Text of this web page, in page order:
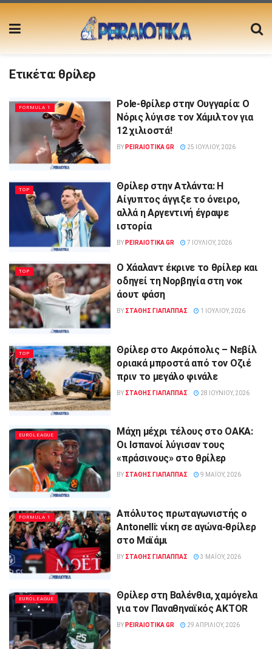
Ετικέτα: θρίλερ
FORMULA 1
Pole-θρίλερ στην Ουγγαρία: Ο
Νόρις λύγισε τον Χάμιλτον για
12 χιλιοστά!
BY PEIRAIOTIKA GR 25 ΙΟΥΛΊΟΥ, 2026
TOP
Θρίλερ στην Ατλάντα: Η
Αίγυπτος άγγιξε το όνειρο,
αλλά η Αργεντινή έγραψε
ιστορία
BY PEIRAIOTIKA GR 7 ΙΟΥΛΊΟΥ, 2026
TOP
Ο Χάαλαντ έκρινε το θρίλερ και
οδηγεί τη Νορβηγία στη νοκ
άουτ φάση
BY ΣΤΑΘΗΣ ΓΊΑΠΑΠΠΑΣ 1 ΙΟΥΛΊΟΥ, 2026
TOP
Θρίλερ στο Ακρόπολις – Νεβίλ
οριακά μπροστά από τον Οζιέ
πριν το μεγάλο φινάλε
BY ΣΤΑΘΗΣ ΓΊΑΠΑΠΠΑΣ 28 ΙΟΥΝΊΟΥ, 2026
EUROLEAGUE
Μάχη μέχρι τέλους στο ΟΑΚΑ:
Οι Ισπανοί λύγισαν τους
«πράσινους» στο θρίλερ
BY ΣΤΑΘΗΣ ΓΊΑΠΑΠΠΑΣ 9 ΜΑΪ́ΟΥ, 2026
FORMULA 1
Απόλυτος πρωταγωνιστής ο
Antonelli: νίκη σε αγώνα-θρίλερ
στο Μαϊάμι
BY ΣΤΑΘΗΣ ΓΊΑΠΑΠΠΑΣ 3 ΜΑΪ́ΟΥ, 2026
EUROLEAGUE
Θρίλερ στη Βαλένθια, χαμόγελα
για τον Παναθηναϊκός AKTOR
BY PEIRAIOTIKA GR 29 ΑΠΡΙΛΊΟΥ, 2026